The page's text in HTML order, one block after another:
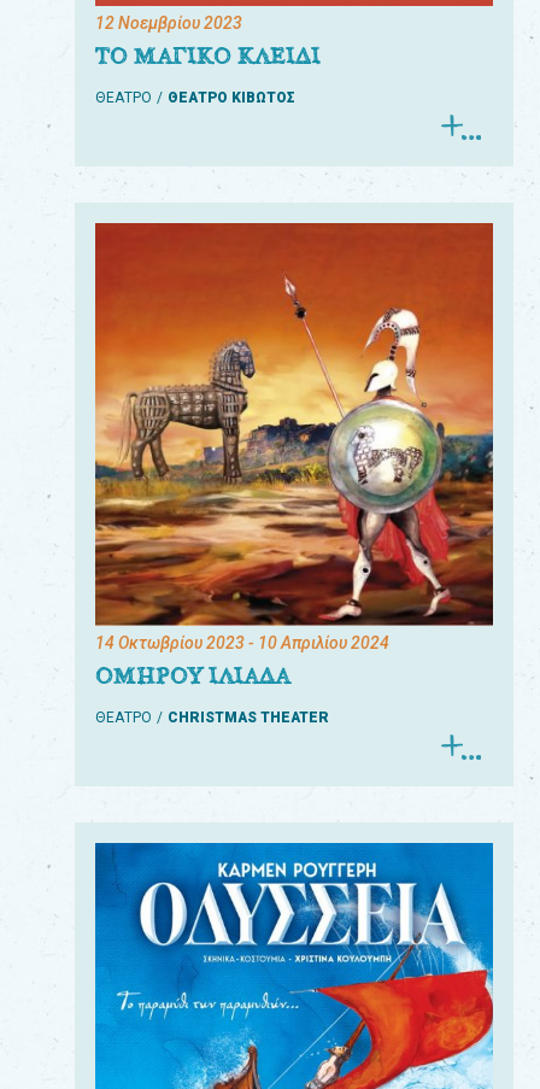
12 Νοεμβρίου 2023
ΤΟ ΜΑΓΙΚΟ ΚΛΕΙΔΙ
ΘΕΑΤΡΟ ΘΕΑΤΡΟ ΚΙΒΩΤΟΣ
14 Οκτωβρίου 2023- 10 Απριλίου 2024
ΟΜΗΡΟΥ ΙΛΙΑΔΑ
ΘΕΑΤΡΟ CHRISTMAS THEATER